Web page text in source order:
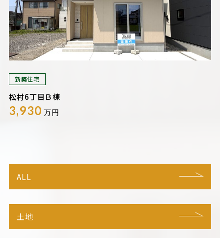
新築住宅
松村6丁目Ｂ棟
3,930 万円
ALL
土地